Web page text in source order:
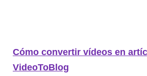
Cómo convertir vídeos en
VideoToBlog